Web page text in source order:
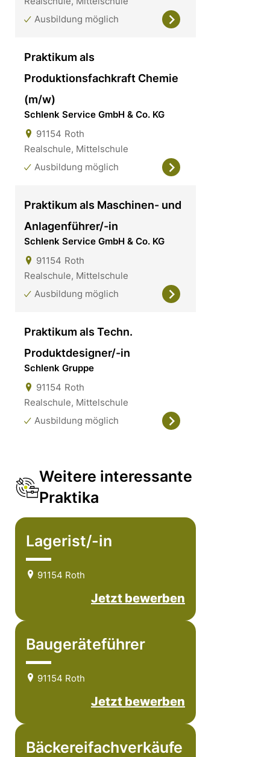
Ausbildung möglich
Praktikum als
Produktionsfachkraft Chemie
(m/w)
Schlenk Service GmbH & Co. KG
91154 Roth
Realschule, Mittelschule
Ausbildung möglich
Praktikum als Maschinen- und
Anlagenführer/-in
Schlenk Service GmbH & Co. KG
91154 Roth
Realschule, Mittelschule
Ausbildung möglich
Praktikum als Techn.
Produktdesigner/-in
Schlenk Gruppe
91154 Roth
Realschule, Mittelschule
Ausbildung möglich
Weitere interessante
Praktika
Lagerist/-in
91154 Roth
Jetzt bewerben
Baugeräteführer
91154 Roth
Jetzt bewerben
Bäckereifachverkäufe